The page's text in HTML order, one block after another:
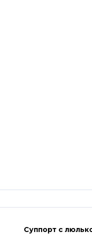
Суппорт с